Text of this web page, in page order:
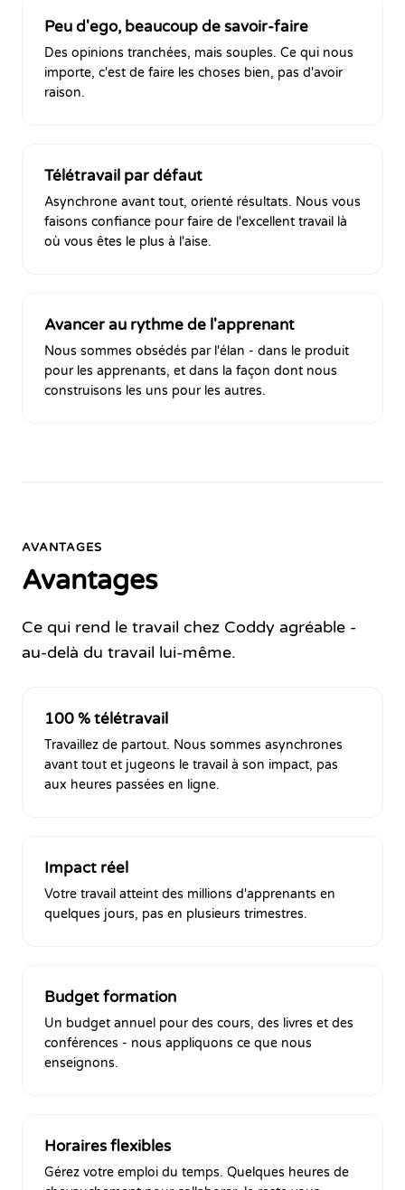
Peu d'ego, beaucoup de savoir-faire
Des opinions tranchées, mais souples. Ce qui nous
importe, c'est de faire les choses bien, pas d'avoir
raison.
Télétravail par défaut
Asynchrone avant tout, orienté résultats. Nous vous
faisons confiance pour faire de l'excellent travail là
où vous êtes le plus à l'aise.
Avancer au rythme de l'apprenant
Nous sommes obsédés par l'élan - dans le produit
pour les apprenants, et dans la façon dont nous
construisons les uns pour les autres.
AVANTAGES
Avantages
Ce qui rend le travail chez Coddy agréable -
au-delà du travail lui-même.
100 % télétravail
Travaillez de partout. Nous sommes asynchrones
avant tout et jugeons le travail à son impact, pas
aux heures passées en ligne.
Impact réel
Votre travail atteint des millions d'apprenants en
quelques jours, pas en plusieurs trimestres.
Budget formation
Un budget annuel pour des cours, des livres et des
conférences - nous appliquons ce que nous
enseignons.
Horaires flexibles
Gérez votre emploi du temps. Quelques heures de